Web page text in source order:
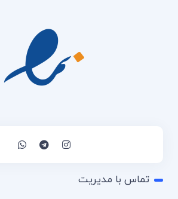
تماس با مدیریت